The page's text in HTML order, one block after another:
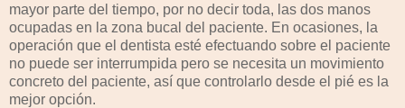
mayor parte del tiempo, por no decir toda, las dos manos
ocupadas en la zona bucal del paciente. En ocasiones, la
operación que el dentista esté efectuando sobre el paciente
no puede ser interrumpida pero se necesita un movimiento
concreto del paciente, así que controlarlo desde el pié es la
mejor opción.